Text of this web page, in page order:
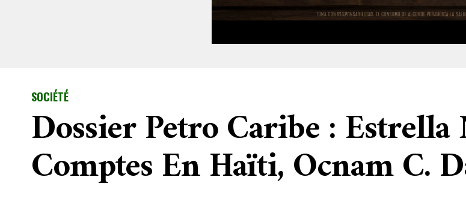
SOCIÉTÉ
Dossier Petro Caribe : Estrella
Comptes En Haïti, Ocnam C.